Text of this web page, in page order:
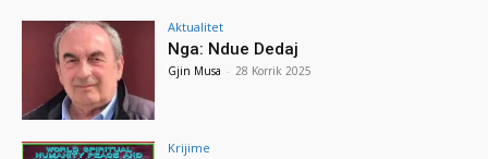
Aktualitet
Nga: Ndue Dedaj
Gjin Musa - 28 Korrik 2025
Krijime